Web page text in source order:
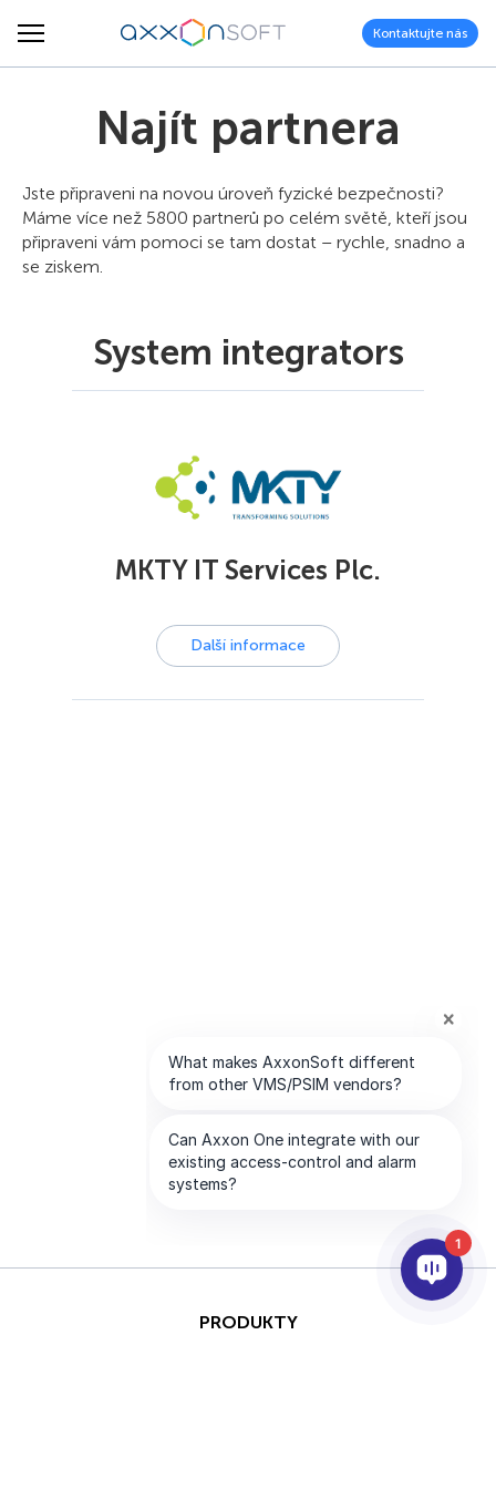
Kontaktujte nás
Najít partnera
Jste připraveni na novou úroveň fyzické bezpečnosti?
Máme více než 5800 partnerů po celém světě, kteří jsou
připraveni vám pomoci se tam dostat – rychle, snadno a
se ziskem.
System integrators
MKTY IT Services Plc.
Další informace
PRODUKTY
1